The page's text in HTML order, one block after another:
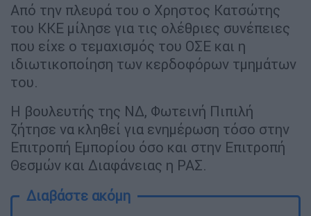
Από την πλευρά του ο Χρηστος Κατσώτης
του ΚΚΕ μίλησε για τις ολέθριες συνέπειες
που είχε ο τεμαχισμός του ΟΣΕ και η
ιδιωτικοποίηση των κερδοφόρων τμημάτων
του.
Η βουλευτής της ΝΔ, Φωτεινή Πιπιλή
ζήτησε να κληθεί για ενημέρωση τόσο στην
Επιτροπή Εμπορίου όσο και στην Επιτροπή
Θεσμών και Διαφάνειας η ΡΑΣ.
Διαβάστε ακόμη